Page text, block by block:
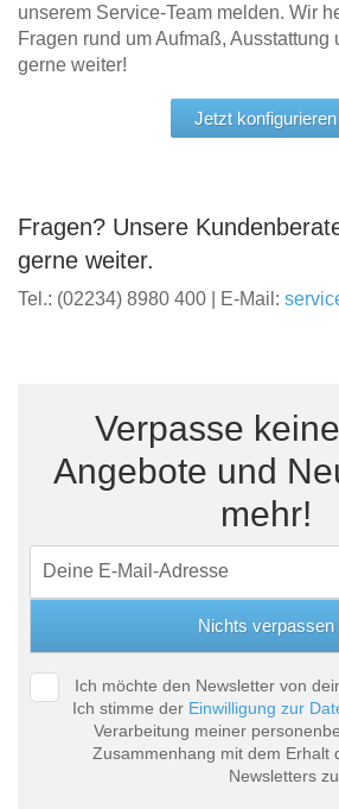
unserem Service-Team melden. Wir
Fragen rund um Aufmaß, Ausstattung
gerne weiter!
Jetzt konfigurieren
Fragen? Unsere
gerne weiter.
Tel.: (02234) 8980 400 | E-Mail:
Verpasse
Angebote und
mehr!
Ich möchte den Newsletter von
Ich stimme der Einwilligung zur
Verarbeitung meiner
Zusammenhang mit dem Erhalt
Newsletters zu.